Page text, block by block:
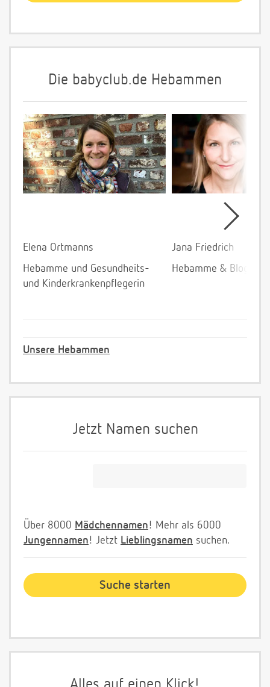
Die babyclub.de Hebammen
Elena Ortmanns
Hebamme und Gesundheits-
und Kinderkrankenpflegerin
Jana Friedrich
Hebamme &
Unsere Hebammen
Jetzt Namen suchen
Über 8000 Mädchennamen! Mehr als 6000
Jungennamen! Jetzt Lieblingsnamen suchen.